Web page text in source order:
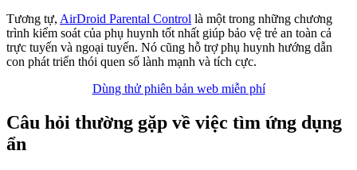
Tương tự, AirDroid Parental Control là một trong những chương
trình kiểm soát của phụ huynh tốt nhất giúp bảo vệ trẻ an toàn cả
trực tuyến và ngoại tuyến. Nó cũng hỗ trợ phụ huynh hướng dẫn
con phát triển thói quen số lành mạnh và tích cực.
Dùng thử phiên bản web miễn phí
Câu hỏi thường gặp về việc tìm ứng dụng
ẩn